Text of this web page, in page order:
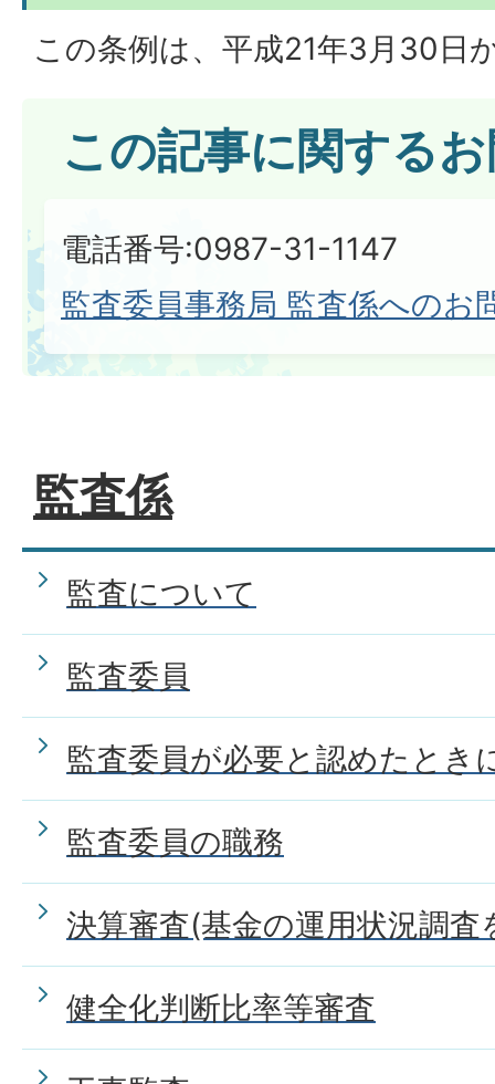
この条例は、平成21年3月30日
この記事に関する
電話番号:0987-31-1147
監査委員事務局 監査係へのお
監査係
監査について
監査委員
監査委員が必要と認めたとき
監査委員の職務
決算審査(基金の運用状況調査
健全化判断比率等審査